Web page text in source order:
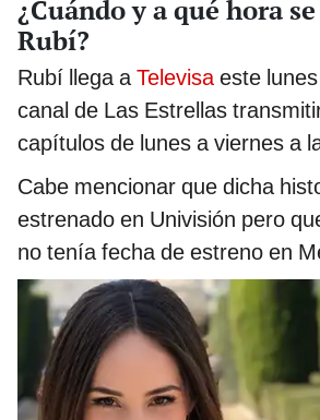
¿Cuándo y a qué hora
Rubí?
Rubí llega a Televisa este
canal de Las Estrellas
capítulos de lunes a viernes a
Cabe mencionar que dicha
estrenado en Univisión pero
no tenía fecha de estreno en